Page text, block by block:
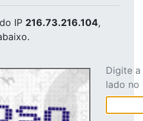
do IP 216.73.216.104,
Digite
lado no